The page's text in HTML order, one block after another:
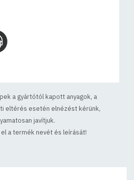
a gyártótól kapott anyagok, a
eltérés esetén elnézést kérünk,
javítjuk.
a termék nevét és leírását!